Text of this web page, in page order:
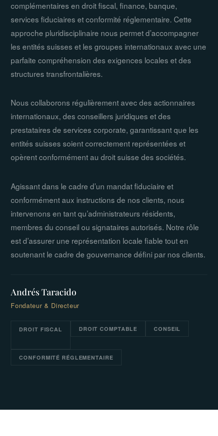
complémentaires en droit fiscal, finance, banque,
services fiduciaires et conformité réglementaire. Cette
approche pluridisciplinaire nous permet d’accompagner
les entités suisses et les groupes internationaux avec une
parfaite compréhension des exigences locales et des
structures transfrontalières.
Nous collaborons régulièrement avec des actionnaires
internationaux, des conseillers juridiques et des
prestataires de services corporate, garantissant que les
entités suisses soient correctement représentées et
opèrent conformément au droit suisse des sociétés.
Agissant dans le cadre d’un mandat fiduciaire et
conformément aux instructions de nos clients, nous
intervenons en tant qu’administrateurs résidents,
membres du conseil ou signataires autorisés. Notre rôle
est d’assurer une représentation locale fiable tout en
soutenant le cadre de gouvernance défini par nos clients.
Andrés Taracido
Fondateur & Directeur
DROIT FISCAL DROIT COMPTABLE CONSEIL
CONFORMITÉ RÉGLEMENTAIRE